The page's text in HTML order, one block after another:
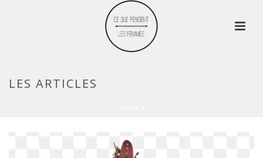
LES ARTICLES